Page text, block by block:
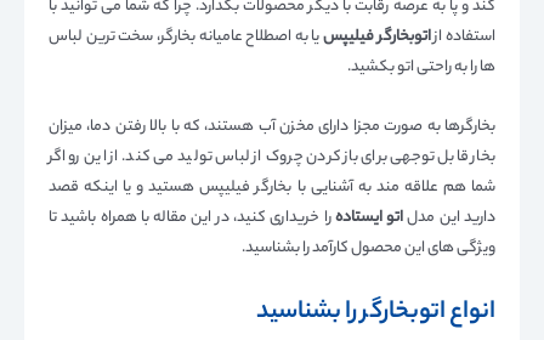
کند و پا به عرصه رقابت با دیگر محصولات بگذارد. چرا که شما می توانید با
استفاده ازاتوبخارگر فیلیپسیا به اصطلاح عامیانه بخارگر، سخت ترین لباس
ها را به راحتی اتو بکشید.
بخارگرها به صورت مجزا دارای مخزن آب هستند، که با بالا رفتن دما، میزان
بخار قابل توجهی برای باز کردن چروک از لباس تولید می کند. از این رو اگر
شما هم علاقه مند به آشنایی با بخارگر فیلیپس هستید و یا اینکه قصد
دارید این مدلاتو ایستادهرا خریداری کنید، در این مقاله با همراه باشید تا
ویژگی های این محصول کارآمد را بشناسید.
انواع اتوبخارگر را بشناسید